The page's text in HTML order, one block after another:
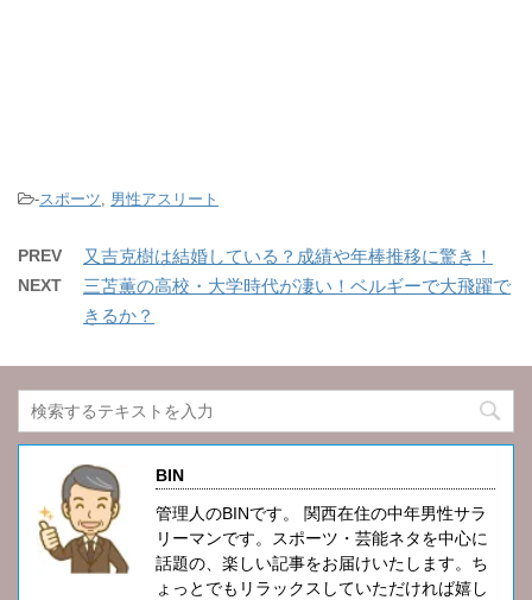
-スポーツ 男性アスリート
PREV 又吉克樹は結婚している？成績や年棒推移に驚き！
NEXT
三苫薫の高校・大学時代が凄い！ベルギーで大飛躍で
きるか？
BIN
管理人のBINです。 関西在住の中年男性サラ
リーマンです。スポーツ・芸能ネタを中心に
話題の、楽しい記事をお届けいたします。ち
ょっとでもリラックスしていただければ嬉し